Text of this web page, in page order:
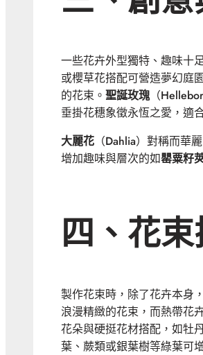
一些花卉外型獨特、趣味十
或櫻草花搭配可營造夢幻庭
的花束。 聖誕玫瑰（
垂掛花穗象徵永恆之愛，適
大麗花 （Dahlia）對稱而華
增加趣味與層次的如罌粟籽
四、花
製作花束時，除了花卉本身
浪漫精緻的花束，而熱帶花
花朵與硬挺花材搭配，如牡
葉、蕨類或銀葉樹等綠葉可